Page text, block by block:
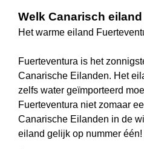
Welk Canarisch
Het warme eiland
Fuerteventura is het
Canarische Eilanden. Het
zelfs water geïmporteerd
Fuerteventura niet zomaar
Canarische Eilanden in de
eiland gelijk op nummer één!